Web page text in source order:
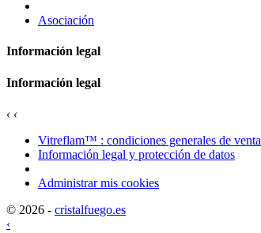
Asociación
Información legal
Información legal
‹ ‹
Vitreflam™ : condiciones generales de venta
Información legal y protección de datos
Administrar mis cookies
© 2026 - cristalfuego.es
‹